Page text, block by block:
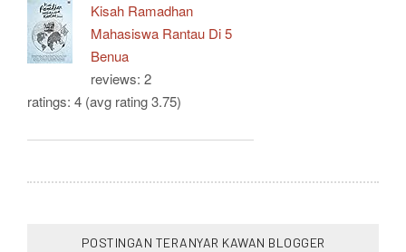
Kisah Ramadhan
Mahasiswa Rantau Di 5
Benua
reviews: 2
ratings: 4 (avg rating 3.75)
POSTINGAN TERANYAR KAWAN BLOGGER